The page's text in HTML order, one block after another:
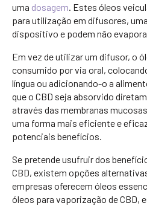
uma dosagem. Estes óleos
para utilização em difusores,
dispositivo e podem não
Em vez de utilizar um difusor, o
consumido por via oral,
língua ou adicionando-o a
que o CBD seja absorvido
através das membranas
uma forma mais eficiente e
potenciais benefícios.
Se pretende usufruir dos
CBD, existem opções
empresas oferecem óleos
óleos para vaporização de CBD,